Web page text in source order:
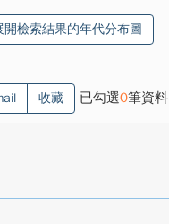
開檢索結果的年代分布圖
收藏 已勾選0筆資料